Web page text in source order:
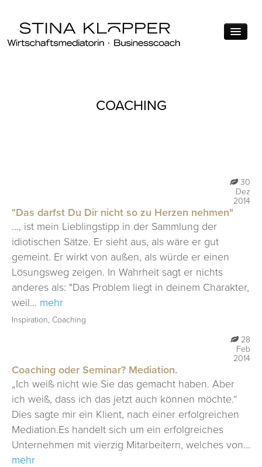
MEIN ANGEBOT
KONFLIKTMANAGEMENT
VERHANDLUNG
FÜR WEN
METHODEN
COACHING I BERATUNG
MODERATION | MEDIATION
BLOG
KONTAKT
COACHING
30
Dez
2014
"Das darfst Du Dir nicht so zu Herzen nehmen"
..., ist mein Lieblingstipp in der Sammlung der
idiotischen Sätze. Er sieht aus, als wäre er gut
gemeint. Er wirkt von außen, als würde er einen
Lösungsweg zeigen. In Wahrheit sagt er nichts
anderes als: "Das Problem liegt in deinem Charakter,
weil... mehr
Inspiration, Coaching
28
Feb
2014
Coaching oder Seminar? Mediation.
„Ich weiß nicht wie Sie das gemacht haben. Aber
ich weiß, dass ich das jetzt auch können möchte.“
Dies sagte mir ein Klient, nach einer erfolgreichen
Mediation.Es handelt sich um ein erfolgreiches
Unternehmen mit vierzig Mitarbeitern, welches von...
mehr